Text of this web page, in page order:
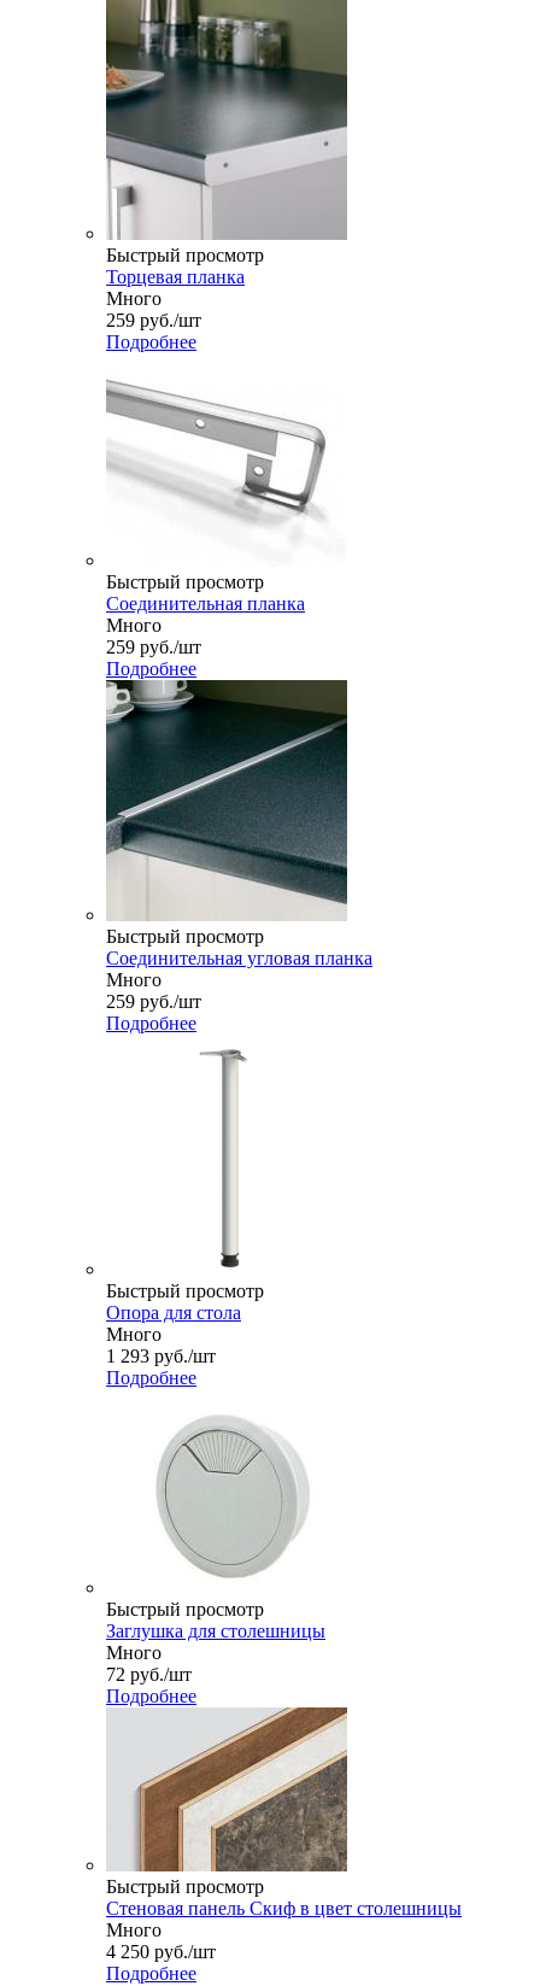
Быстрый просмотр
Торцевая планка
Много
259 руб./шт
Подробнее
Быстрый просмотр
Соединительная планка
Много
259 руб./шт
Подробнее
Быстрый просмотр
Соединительная угловая планка
Много
259 руб./шт
Подробнее
Быстрый просмотр
Опора для стола
Много
1 293 руб./шт
Подробнее
Быстрый просмотр
Заглушка для столешницы
Много
72 руб./шт
Подробнее
Быстрый просмотр
Стеновая панель Скиф в цвет столешницы
Много
4 250 руб./шт
Подробнее